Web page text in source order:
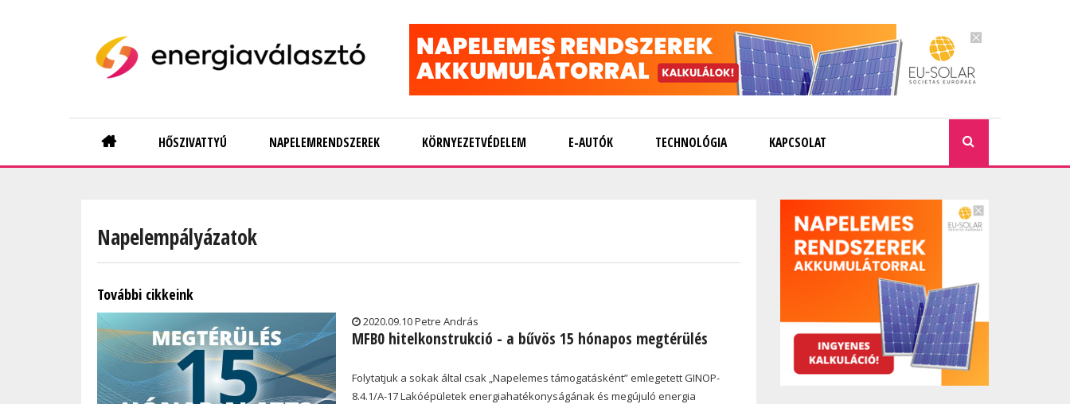
Main
navigation
HŐSZIVATTYÚ NAPELEMRENDSZEREK KÖRNYEZETVÉDELEM E-AUTÓK TECHNOLÓGIA KAPCSOLAT
Napelempályázatok
További cikkeink
2020.09.10 Petre András
MFB0 hitelkonstrukció - a bűvös 15 hónapos megtérülés
Folytatjuk a sokak által csak „Napelemes támogatásként” emlegetett GINOP-
8.4.1/A-17 Lakóépületek energiahatékonyságának és megújuló energia